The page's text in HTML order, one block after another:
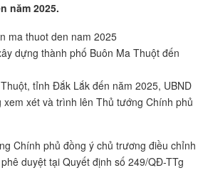
năm 2025.
dựng thành phố Buôn Ma Thuột đến
tỉnh Đắk Lắk đến năm 2025, UBND
xét và trình lên Thủ tướng Chính phủ
Chính phủ đồng ý chủ trương điều chỉnh
duyệt tại Quyết định số 249/QĐ-TTg